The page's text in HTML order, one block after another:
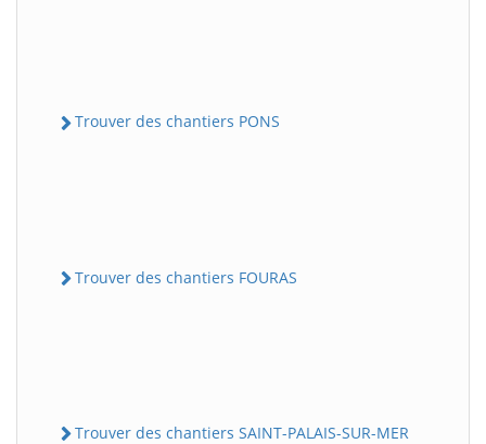
Trouver des chantiers PONS
Trouver des chantiers FOURAS
Trouver des chantiers SAINT-PALAIS-SUR-MER